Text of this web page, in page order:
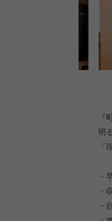
明
・
・
・